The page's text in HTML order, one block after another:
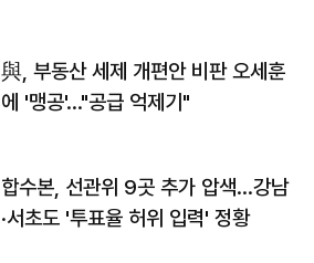
與, 부동산 세제 개편안 비판 오세훈
에 '맹공'…"공급 억제기"
합수본, 선관위 9곳 추가 압색…강남
·서초도 '투표율 허위 입력' 정황